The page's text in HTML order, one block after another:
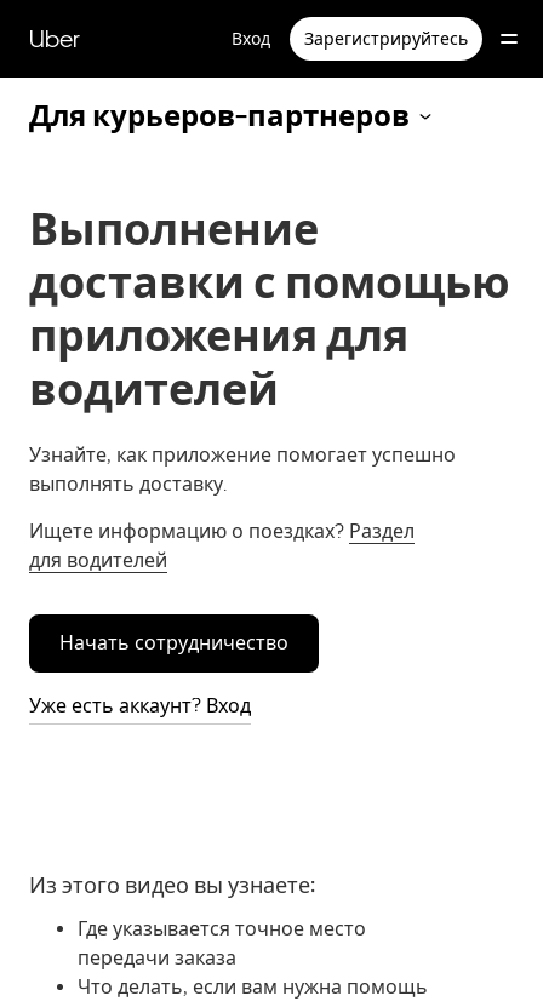
перейти
к
содержимому
Uber Вход Зарегистрируйтесь
Для курьеров-партнеров
Выполнение
доставки с помощью
приложения для
водителей
Узнайте, как приложение помогает успешно
выполнять доставку.
Ищете информацию о поездках? Раздел
для водителей
Начать сотрудничество
Уже есть аккаунт? Вход
Из этого видео вы узнаете:
Где указывается точное место
передачи заказа
Что делать, если вам нужна помощь